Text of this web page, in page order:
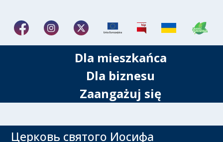
Dla mieszkańca
Dla biznesu
Zaangażuj się
Церковь святого Иосифа